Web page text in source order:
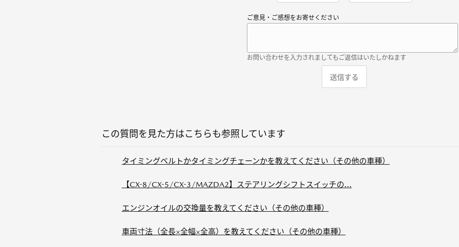
ご意見・ご感想をお寄せください
お問い合わせを入力されましてもご返信はいたしかねます
この質問を見た方はこちらも参照しています
タイミングベルトかタイミングチェーンかを教えてください（その他の車種）
【CX-8/CX-5/CX-3/MAZDA2】ステアリングシフトスイッチの...
エンジンオイルの交換量を教えてください（その他の車種）
車両寸法（全長×全幅×全高）を教えてください（その他の車種）